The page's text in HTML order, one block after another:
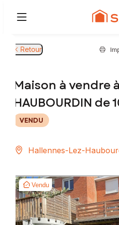
Retour
Maison à vendre
HAUBOURDIN de
VENDU
Hallennes-Lez-
Vendu